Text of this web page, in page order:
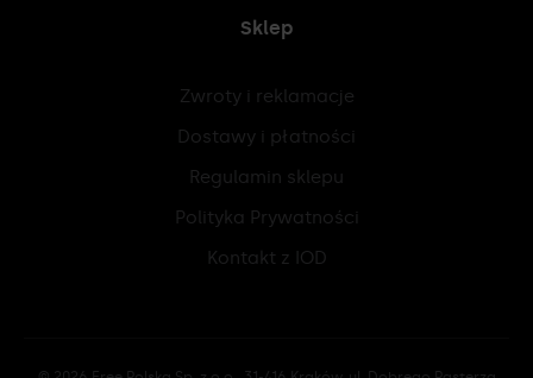
Sklep
Zwroty i reklamacje
Dostawy i płatności
Regulamin sklepu
Polityka Prywatności
Kontakt z IOD